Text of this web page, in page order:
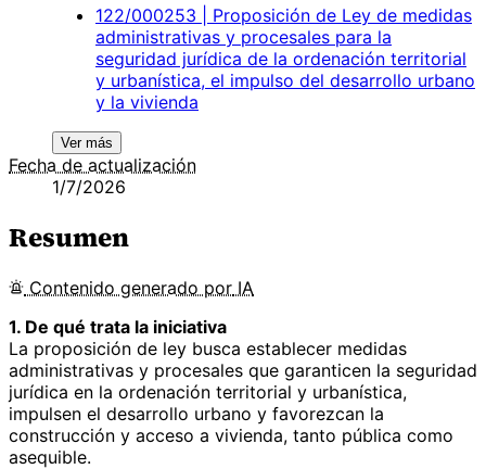
122/000253 | Proposición de Ley de medidas
administrativas y procesales para la
seguridad jurídica de la ordenación territorial
y urbanística, el impulso del desarrollo urbano
y la vivienda
Ver más
Fecha de actualización
1/7/2026
Resumen
Contenido generado por IA
1. De qué trata la iniciativa
La proposición de ley busca establecer medidas
administrativas y procesales que garanticen la seguridad
jurídica en la ordenación territorial y urbanística,
impulsen el desarrollo urbano y favorezcan la
construcción y acceso a vivienda, tanto pública como
asequible.